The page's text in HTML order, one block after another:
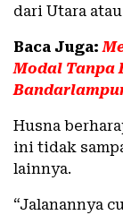
dari Utara
Baca Juga:
Modal Tanpa
Husna
ini tidak
lainnya.
“Jalanannya